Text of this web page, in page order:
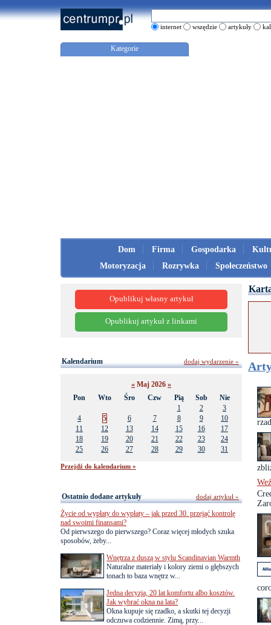
internet wszędzie artykuły
Kategorie
Dom Firma Gospodarka
Motoryzacja
Rozrywka Społeczeństwo
Opublikuj własny artykuł
Opublikuj artykuł z linkami
Kalendarium
« Maj 2026 »
Pon
Wto Śro Czw Pią Sob
Nie
1
2
3
4
5 6 7 8 9
10
11
12 13 14 15 16
17
18
19 20 21 22 23
24
25
26 27 28 29 30 31
Przejdź do kalendarium »
dodaj wydarzenie »
Ostatnio dodane artykuły
Życie od wypłaty do wypłaty – jak przed 30. przejąć kontrolę
nad swoimi finansami?
Od pierwszego do pierwszego? Coraz więcej młodych szuka
sposobów, żeby...
Wnętrza z duszą w stylu Scandinavian Warmth
Naturalne materiały i kolory ziemi o głębszych
tonach to baza wnętrz w...
Jedna decyzja, 20 lat komfortu albo kosztów.
Jak wybrać okna na lata?
Okna kupuje się rzadko, a skutki tej decyzji
odczuwa codziennie. Zimą, przy...
dodaj artykuł »